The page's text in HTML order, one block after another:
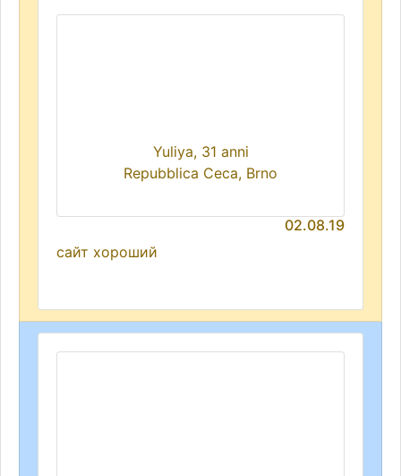
Yuliya, 31 anni
Repubblica Ceca, Brno
02.08.19
сайт хороший